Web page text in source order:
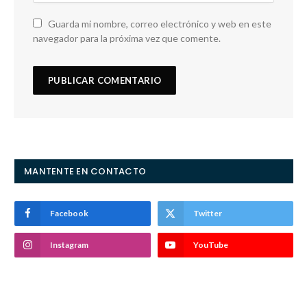
Guarda mi nombre, correo electrónico y web en este
navegador para la próxima vez que comente.
MANTENTE EN CONTACTO
Facebook Twitter
Instagram YouTube